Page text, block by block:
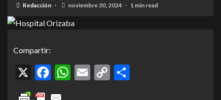
Redacción noviembre 30, 2024 1 min read
Compartir:
X Facebook
WhatsApp
Email
Copy